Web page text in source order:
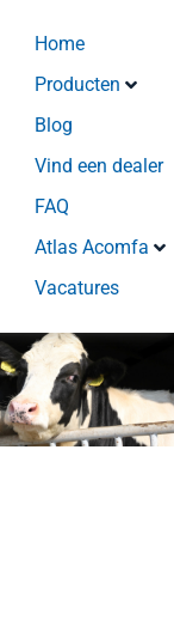
Home
Producten
Blog
Vind een dealer
FAQ
Atlas Acomfa
Vacatures